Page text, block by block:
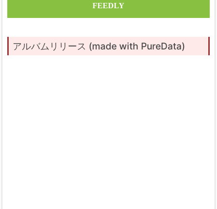
FEEDLY
アルバムリリース (made with PureData)